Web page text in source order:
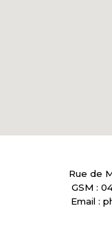
Rue de
GSM :
Email :